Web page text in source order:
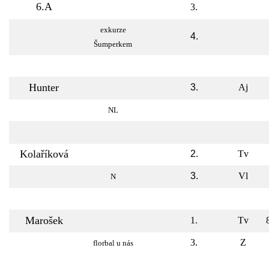
6.A 3.
exkurze
Šumperkem
4.
Hunter 3. Aj
NL
Kolaříková 2. Tv
N 3. Vl
Marošek 1. Tv
florbal u nás 3. Z